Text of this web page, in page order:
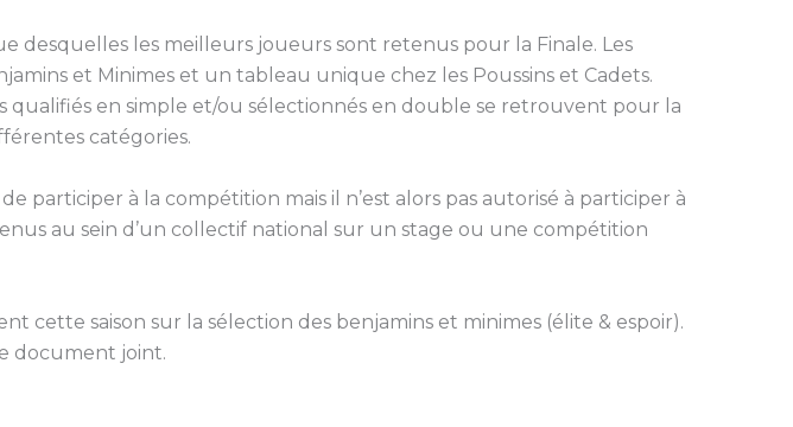
desquelles les meilleurs joueurs sont retenus pour la Finale. Les
et Minimes et un tableau unique chez les Poussins et Cadets.
qualifiés en simple et/ou sélectionnés en double se retrouvent pour la
catégories.
à la compétition mais il n’est alors pas autorisé à participer à
au sein d’un collectif national sur un stage ou une compétition
cette saison sur la sélection des benjamins et minimes (élite & espoir).
document joint.